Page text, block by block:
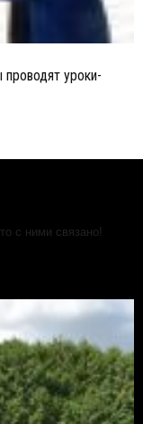
уроки-
с ними связано!